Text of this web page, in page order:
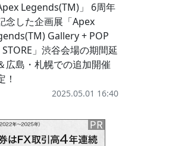
Legends(TM)」 6周年
念した企画展「Apex
Gallery + POP
STORE」渋谷会場の期間延
広島・札幌での追加開催
！
2025.05.01 16:40